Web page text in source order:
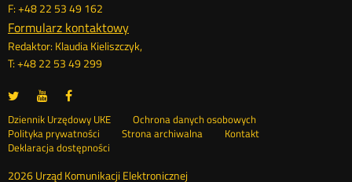
F: +48 22 53 49 162
Formularz kontaktowy
Redaktor: Klaudia Kieliszczyk,
T: +48 22 53 49 299
UKE
portalu
Twitter
Otwórz
nowym
oknie
UKE
portalu
Youtube
Otwórz
nowym
oknie
portalu
Facebook
nowym
oknie
Stopka
menu
Dziennik Urzędowy UKE Otwórz
Ochrona danych osobowych
Polityka prywatności
Otwórz
w
oknie
Strona archiwalna
Kontakt
Deklaracja dostępności
2026 Urząd Komunikacji Elektronicznej